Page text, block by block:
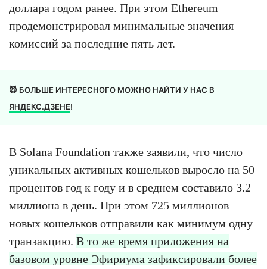
доллара годом ранее. При этом Ethereum
продемонстрировал минимальные значения
комиссий за последние пять лет.
😈 БОЛЬШЕ ИНТЕРЕСНОГО МОЖНО НАЙТИ У НАС В
ЯНДЕКС.ДЗЕНЕ!
В Solana Foundation также заявили, что число
уникальных активных кошельков выросло на 50
процентов год к году и в среднем составило 3.2
миллиона в день. При этом 725 миллионов
новых кошельков отправили как минимум одну
транзакцию. В то же время приложения на
базовом уровне Эфириума зафиксировали более